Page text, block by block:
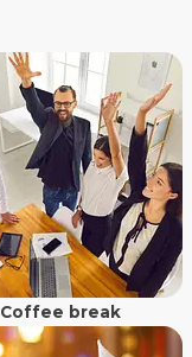
Coffee break